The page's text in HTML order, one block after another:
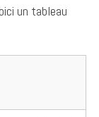
un tableau